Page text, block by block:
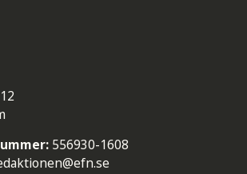
556930-1608